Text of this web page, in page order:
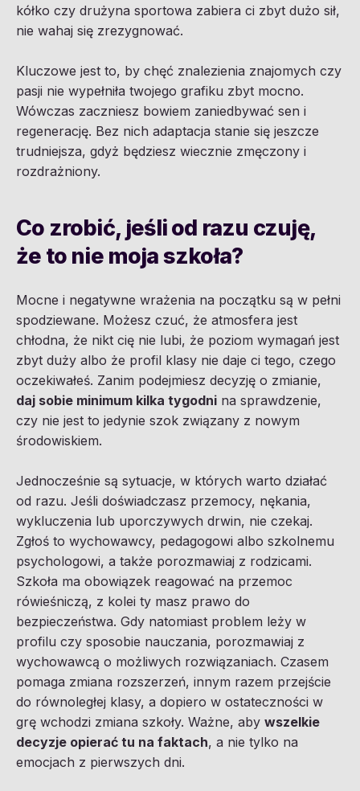
kółko czy drużyna sportowa zabiera ci zbyt dużo sił,
nie wahaj się zrezygnować.
Kluczowe jest to, by chęć znalezienia znajomych czy
pasji nie wypełniła twojego grafiku zbyt mocno.
Wówczas zaczniesz bowiem zaniedbywać sen i
regenerację. Bez nich adaptacja stanie się jeszcze
trudniejsza, gdyż będziesz wiecznie zmęczony i
rozdrażniony.
Co zrobić, jeśli od razu czuję,
że to nie moja szkoła?
Mocne i negatywne wrażenia na początku są w pełni
spodziewane. Możesz czuć, że atmosfera jest
chłodna, że nikt cię nie lubi, że poziom wymagań jest
zbyt duży albo że profil klasy nie daje ci tego, czego
oczekiwałeś. Zanim podejmiesz decyzję o zmianie,
daj sobie minimum kilka tygodni na sprawdzenie,
czy nie jest to jedynie szok związany z nowym
środowiskiem.
Jednocześnie są sytuacje, w których warto działać
od razu. Jeśli doświadczasz przemocy, nękania,
wykluczenia lub uporczywych drwin, nie czekaj.
Zgłoś to wychowawcy, pedagogowi albo szkolnemu
psychologowi, a także porozmawiaj z rodzicami.
Szkoła ma obowiązek reagować na przemoc
rówieśniczą, z kolei ty masz prawo do
bezpieczeństwa. Gdy natomiast problem leży w
profilu czy sposobie nauczania, porozmawiaj z
wychowawcą o możliwych rozwiązaniach. Czasem
pomaga zmiana rozszerzeń, innym razem przejście
do równoległej klasy, a dopiero w ostateczności w
grę wchodzi zmiana szkoły. Ważne, aby wszelkie
decyzje opierać tu na faktach, a nie tylko na
emocjach z pierwszych dni.